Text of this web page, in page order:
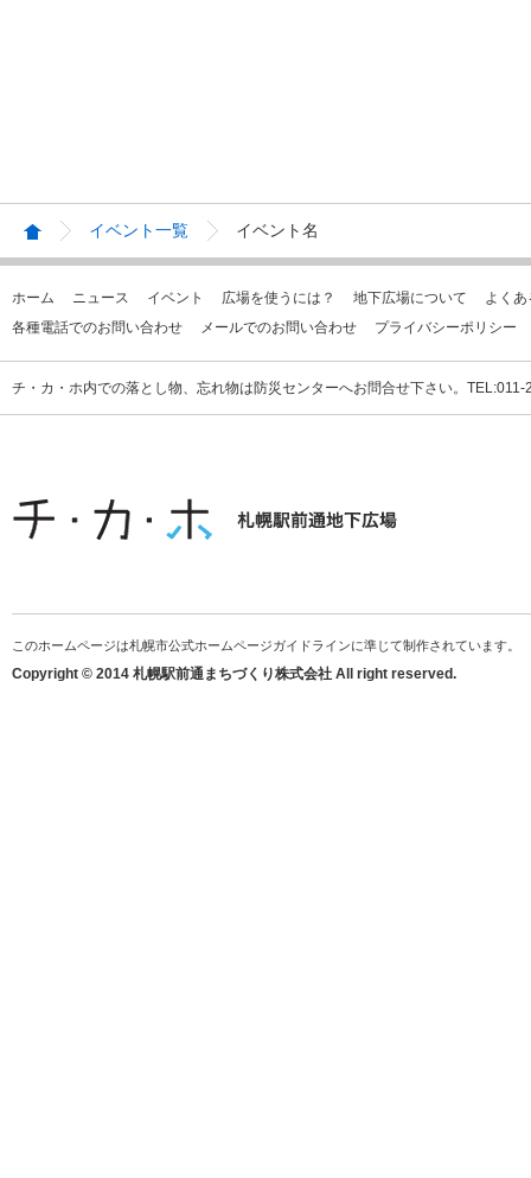
イベント一覧 イベント名
ホーム ニュース イベント 広場を使うには？ 地下広場について
よく
各種電話でのお問い合わせ
メールでのお問い合わせ プライバシーポリシー
チ・カ・ホ内での落とし物、忘れ物は防災センターへお問合せ下さい。
このホームページは札幌市公式ホームページガイドラインに準じて制作されています。
Copyright © 2014 札幌駅前通まちづくり株式会社 All right reserved.